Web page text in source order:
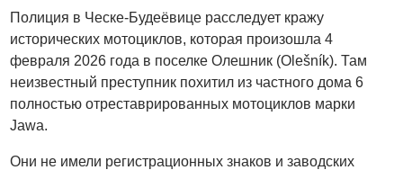
Полиция в Ческе-Будеёвице расследует кражу
исторических мотоциклов, которая произошла 4
февраля 2026 года в поселке Олешник (Olešník). Там
неизвестный преступник похитил из частного дома 6
полностью отреставрированных мотоциклов марки
Jawa.
Они не имели регистрационных знаков и заводских